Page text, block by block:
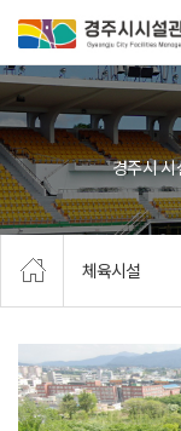
경주시 시
체육시설